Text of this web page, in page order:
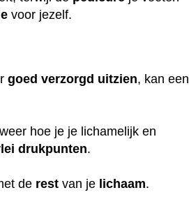
voor jezelf.
goed verzorgd uitzien, kan een
hoe je je lichamelijk en
drukpunten.
de rest van je lichaam.